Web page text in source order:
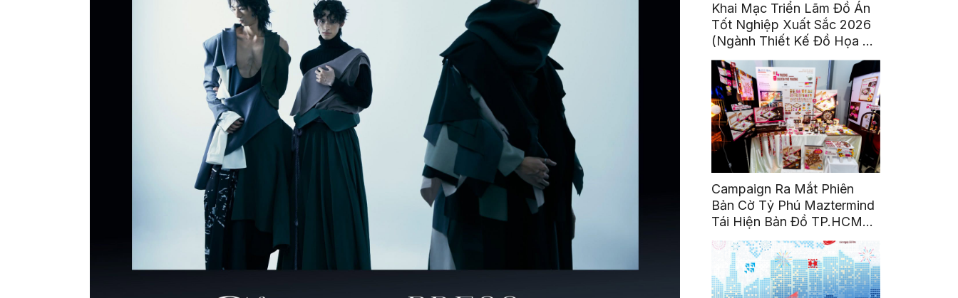
Khai Mạc Triển Lãm Đồ Án
Tốt Nghiệp Xuất Sắc 2026
(Ngành Thiết Kế Đồ Họa &
Ngành Nghệ Thuật Số)
Campaign Ra Mắt Phiên
Bản Cờ Tỷ Phú Maztermind
Tái Hiện Bản Đồ TP.HCM
Sau Sáp Nhập